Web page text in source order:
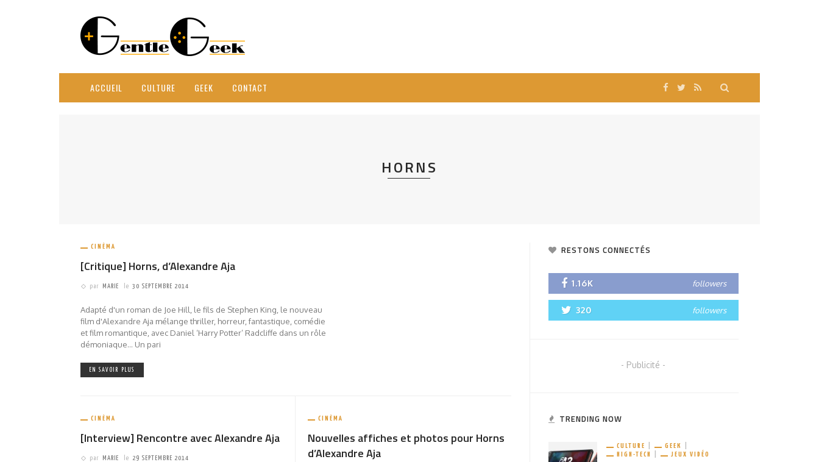
ACCUEIL CULTURE GEEK CONTACT
HORNS
CINÉMA
[Critique] Horns, d’Alexandre Aja
par MARIE le 30 SEPTEMBRE 2014
Adapté d'un roman de Joe Hill, le fils de Stephen King, le nouveau
film d'Alexandre Aja mélange thriller, horreur, fantastique, comédie
et film romantique, avec Daniel ‘Harry Potter’ Radcliffe dans un rôle
démoniaque... Un pari
EN SAVOIR PLUS
CINÉMA
[Interview] Rencontre avec Alexandre Aja
par MARIE le 29 SEPTEMBRE 2014
CINÉMA
Nouvelles affiches et photos pour Horns
d’Alexandre Aja
RESTONS CONNECTÉS
1.16K followers
320 followers
- Publicité -
TRENDING NOW
CULTURE
GEEK
HIGH-TECH
JEUX VIDÉO